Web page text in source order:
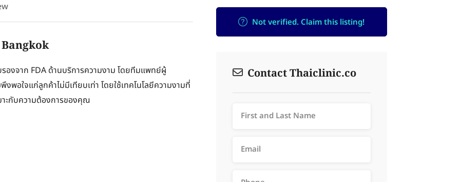
องจาก FDA ด้านบริการความงาม โดยทีมแพทย์ผู้
พอใจแก่ลูกค้าไม่มีเทียบเท่า โดยใช้เทคโนโลยีความงามที่
ะกับความต้องการของคุณ
Not verified. Claim this listing!
Contact Thaiclinic.co